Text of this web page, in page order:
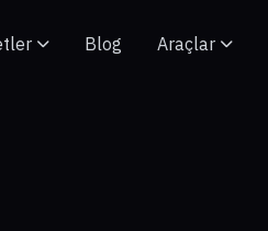
Blog Araçlar